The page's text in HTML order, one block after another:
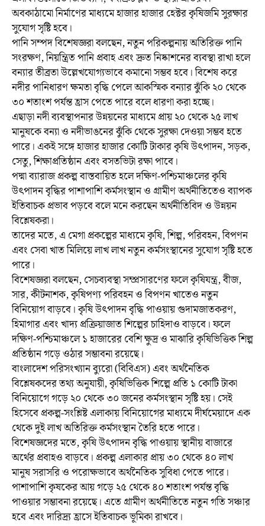
অবকাঠামো নির্মাণের মাধ্যমে হাজার হাজার হেক্টর কৃষিজমি সুরক্ষার
সুযোগ সৃষ্টি হবে।
পানি সম্পদ বিশেষজ্ঞরা বলছেন, নতুন পরিকল্পনায় অতিরিক্ত পানি
সংরক্ষণ, নিয়ন্ত্রিত পানি প্রবাহ এবং দ্রুত নিষ্কাশনের ব্যবস্থা রাখা হলে
বন্যার তীব্রতা উল্লেখযোগ্যভাবে কমানো সম্ভব হবে। বিশেষ করে
নদীর পানিধারণ ক্ষমতা বৃদ্ধি পেলে আকস্মিক বন্যার ঝুঁকি ২০ থেকে
৩০ শতাংশ পর্যন্ত হ্রাস পেতে পারে বলে ধারণা করা হচ্ছে।
এছাড়া নদী ব্যবস্থাপনার উন্নয়নের মাধ্যমে প্রায় ২০ থেকে ২৫ লাখ
মানুষকে বন্যা ও নদীভাঙনের ঝুঁকি থেকে সুরক্ষা দেওয়া সম্ভব হতে
পারে। একই সঙ্গে হাজার হাজার কোটি টাকার কৃষি উৎপাদন, সড়ক,
সেতু, শিক্ষাপ্রতিষ্ঠান এবং বসতভিটা রক্ষা পাবে।
পদ্মা ব্যারাজ প্রকল্প বাস্তবায়িত হলে দক্ষিণ-পশ্চিমাঞ্চলের কৃষি
উৎপাদন বৃদ্ধির পাশাপাশি কর্মসংস্থান ও গ্রামীণ অর্থনীতিতেও ব্যাপক
ইতিবাচক প্রভাব পড়বে বলে মনে করছেন অর্থনীতিবিদ ও উন্নয়ন
বিশ্লেষকরা।
তাদের মতে, এ মেগা প্রকল্পের মাধ্যমে কৃষি, শিল্প, পরিবহন, বিপণন
এবং সেবা খাত মিলিয়ে লাখ লাখ নতুন কর্মসংস্থানের সুযোগ সৃষ্টি হতে
পারে।
বিশেষজ্ঞরা বলছেন, সেচব্যবস্থা সম্প্রসারণের ফলে কৃষিযন্ত্র, বীজ,
সার, কীটনাশক, কৃষিপণ্য পরিবহন ও বিপণন খাতেও নতুন
বিনিয়োগ বাড়বে। কৃষি উৎপাদন বৃদ্ধি পাওয়ায় গুদামজাতকরণ,
হিমাগার এবং খাদ্য প্রক্রিয়াজাত শিল্পের চাহিদাও বাড়বে। ফলে
দক্ষিণ-পশ্চিমাঞ্চলে ১ হাজারের বেশি ক্ষুদ্র ও মাঝারি কৃষিভিত্তিক শিল্প
প্রতিষ্ঠান গড়ে ওঠার সম্ভাবনা রয়েছে।
বাংলাদেশ পরিসংখ্যান ব্যুরো (বিবিএস) এবং অর্থনৈতিক
বিশ্লেষকদের তথ্য অনুযায়ী, কৃষিভিত্তিক শিল্পে প্রতি ১ কোটি টাকা
বিনিয়োগে গড়ে ২০ থেকে ৩০ জনের কর্মসংস্থান সৃষ্টি হয়। সেই
হিসেবে প্রকল্প-সংশ্লিষ্ট এলাকায় বিনিয়োগের মাধ্যমে দীর্ঘমেয়াদে এক
থেকে দুই লাখ অতিরিক্ত কর্মসংস্থান তৈরি হতে পারে।
বিশেষজ্ঞদের মতে, কৃষি উৎপাদন বৃদ্ধি পাওয়ায় স্থানীয় বাজারে
অর্থের প্রবাহও বাড়বে। প্রকল্প এলাকার প্রায় ৩০ থেকে ৪০ লাখ
মানুষ সরাসরি ও পরোক্ষভাবে অর্থনৈতিক সুবিধা পেতে পারে।
পাশাপাশি কৃষকের আয় গড়ে ২৫ থেকে ৪০ শতাংশ পর্যন্ত বৃদ্ধি
পাওয়ার সম্ভাবনা রয়েছে। এতে গ্রামীণ অর্থনীতিতে নতুন গতি সঞ্চার
হবে এবং দারিদ্র্য হ্রাসে ইতিবাচক ভূমিকা রাখবে।